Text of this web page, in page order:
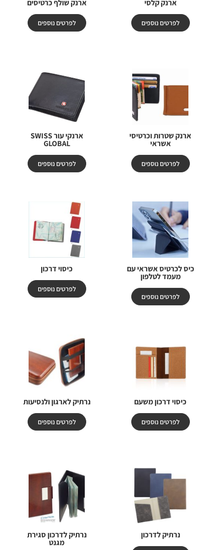
ארנק קלסי
לפרטים נוספים
ארנק שולף כרטיסים
לפרטים נוספים
ארנק שטרות וכרטיסי
אשראי
לפרטים נוספים
ארנקי עור SWISS
GLOBAL
לפרטים נוספים
כיס לכרטיס אשראי עם
מעמד לטלפון
לפרטים נוספים
כיסוי דרכון
לפרטים נוספים
כיסוי דרכון משעם
לפרטים נוספים
נרתיק לארגון ולנסיעות
לפרטים נוספים
נרתיק לדרכון נרתיק לדרכון סגירת
מגנט